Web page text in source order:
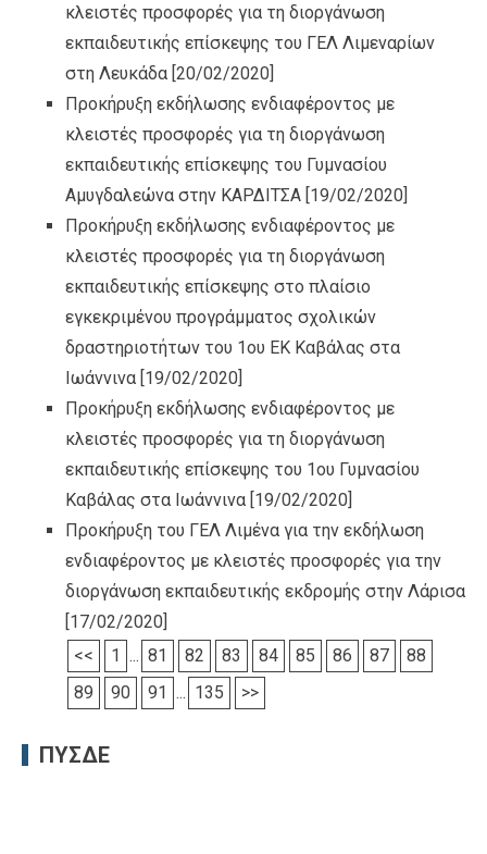
κλειστές προσφορές για τη διοργάνωση
εκπαιδευτικής επίσκεψης του ΓΕΛ Λιμεναρίων
στη Λευκάδα [20/02/2020]
Προκήρυξη εκδήλωσης ενδιαφέροντος με
κλειστές προσφορές για τη διοργάνωση
εκπαιδευτικής επίσκεψης του Γυμνασίου
Αμυγδαλεώνα στην ΚΑΡΔΙΤΣΑ [19/02/2020]
Προκήρυξη εκδήλωσης ενδιαφέροντος με
κλειστές προσφορές για τη διοργάνωση
εκπαιδευτικής επίσκεψης στο πλαίσιο
εγκεκριμένου προγράμματος σχολικών
δραστηριοτήτων του 1ου ΕΚ Καβάλας στα
Ιωάννινα [19/02/2020]
Προκήρυξη εκδήλωσης ενδιαφέροντος με
κλειστές προσφορές για τη διοργάνωση
εκπαιδευτικής επίσκεψης του 1ου Γυμνασίου
Καβάλας στα Ιωάννινα [19/02/2020]
Προκήρυξη του ΓΕΛ Λιμένα για την εκδήλωση
ενδιαφέροντος με κλειστές προσφορές για την
διοργάνωση εκπαιδευτικής εκδρομής στην Λάρισα
[17/02/2020]
<<
1 ... 81 82 83 84 85 86 87
88
89
90 91 ... 135 >>
ΠΥΣΔΕ